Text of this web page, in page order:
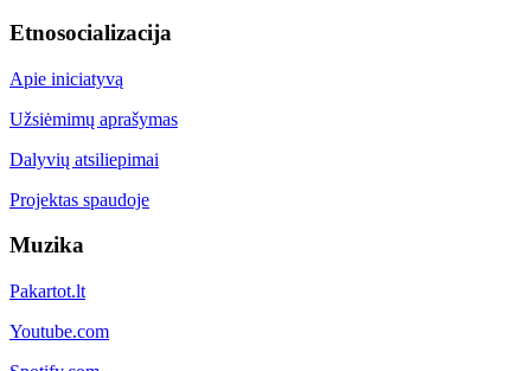
Etnosocializacija
Apie iniciatyvą
Užsiėmimų aprašymas
Dalyvių atsiliepimai
Projektas spaudoje
Muzika
Pakartot.lt
Youtube.com